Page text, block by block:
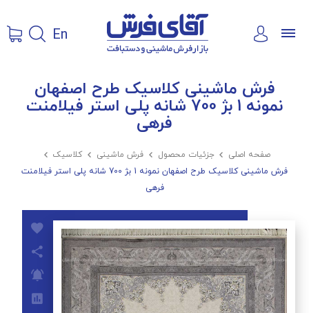
En
فرش ماشینی کلاسیک طرح اصفهان
نمونه 1 بژ 700 شانه پلی استر فیلامنت
فرهی
صفحه اصلی  جزئیات محصول  فرش ماشینی  کلاسیک 
فرش ماشینی کلاسیک طرح اصفهان نمونه 1 بژ 700 شانه پلی استر فیلامنت
فرهی